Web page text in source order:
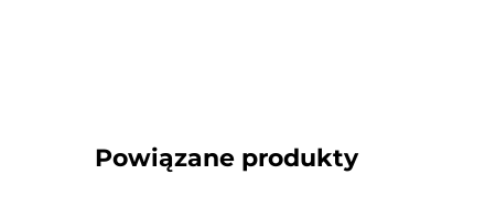
Powiązane produkty